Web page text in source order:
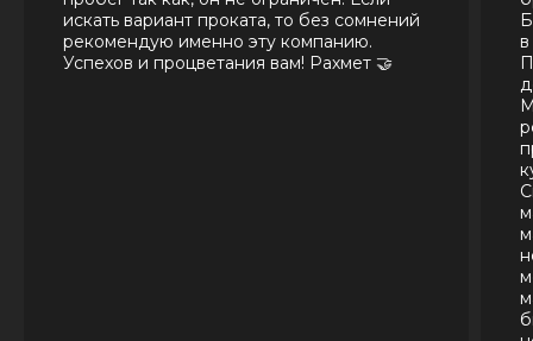
искать вариант проката, то без сомнений
рекомендую именно эту компанию.
Успехов и процветания вам! Рахмет 🤝